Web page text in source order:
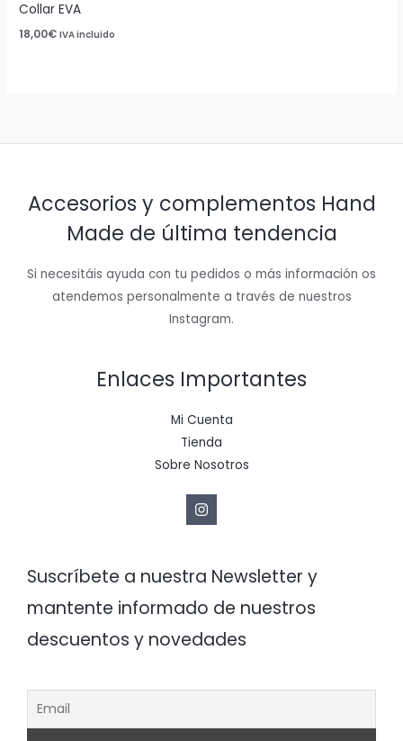
Collar EVA
18,00€ IVA incluido
Accesorios y complementos Hand
Made de última tendencia
Si necesitáis ayuda con tu pedidos o más información os
atendemos personalmente a través de nuestros
Instagram.
Enlaces Importantes
Mi Cuenta
Tienda
Sobre Nosotros
Suscríbete a nuestra Newsletter y
mantente informado de nuestros
descuentos y novedades